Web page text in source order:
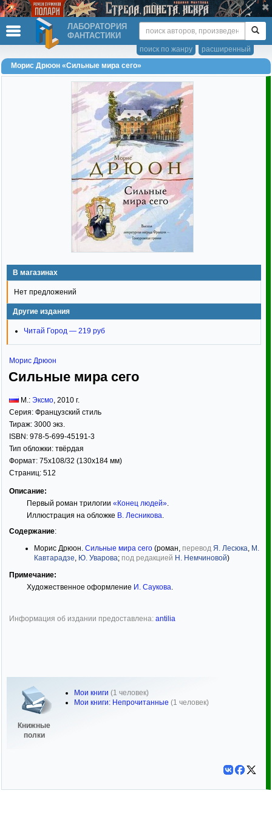
ЛАБОРАТОРИЯ
ФАНТАСТИКИ
расширенный
поиск по жанру
Морис Дрюон «Сильные мира сего»
В магазинах
Нет предложений
Другие издания
Читай Город — 219 руб
Морис Дрюон
Сильные мира сего
М.: Эксмо 2010 г.
Серия: Французский стиль
Тираж: 3000 экз.
ISBN: 978-5-699-45191-3
Тип обложки: твёрдая
Формат: 75x108/32 (130x184 мм)
Страниц: 512
Описание:
Первый роман трилогии «Конец людей».
Иллюстрация на обложке В. Лесникова
Содержание:
Морис Дрюон. Сильные мира сего (роман, перевод Я. Лесюка М.
Кавтарадзе Ю. Уварова; под редакцией Н. Немчиновой)
Примечание:
Художественное оформление И. Саукова
Информация об издании предоставлена: antilia
Книжные
полки
Мои книги (1 человек)
Мои книги: Непрочитанные (1 человек)